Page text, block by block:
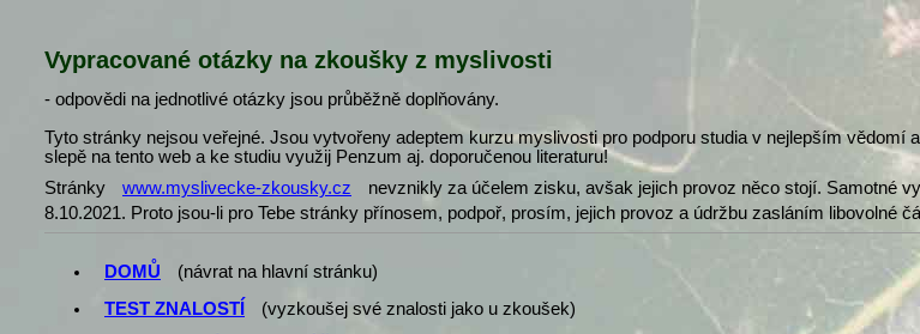
Vypracované otázky na zkoušky z myslivosti
- odpovědi na jednotlivé otázky jsou průběžně doplňovány.
Tyto stránky nejsou veřejné. Jsou vytvořeny adeptem kurzu myslivosti pro podporu studia v nejlepším
slepě na tento web a ke studiu využij Penzum aj. doporučenou literaturu!
Stránky
www.myslivecke-zkousky.cz
nevznikly za účelem zisku, avšak jejich provoz něco stojí. Samotné
8.10.2021. Proto jsou-li pro Tebe stránky přínosem, podpoř, prosím, jejich provoz a údržbu zasláním libovolné
DOMŮ
(návrat na hlavní stránku)
TEST ZNALOSTÍ
(vyzkoušej své znalosti jako u zkoušek)